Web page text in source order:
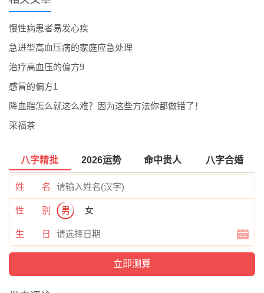
慢性病患者易发心疾
急进型高血压病的家庭应急处理
治疗高血压的偏方9
感冒的偏方1
降血脂怎么就这么难？因为这些方法你都做错了！
采福茶
八字精批 2026运势 命中贵人 八字合婚
姓 名
性 别 男 女
生 日